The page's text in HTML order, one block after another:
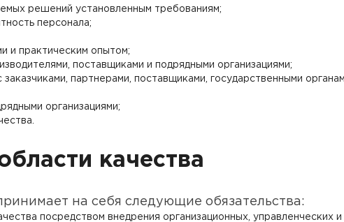
решений установленным требованиям;
персонала;
и практическим опытом;
поставщиками и подрядными организациями;
партнерами, поставщиками, государственными
организациями;
качества
на себя следующие обязательства:
посредством внедрения организационных, управленческих и